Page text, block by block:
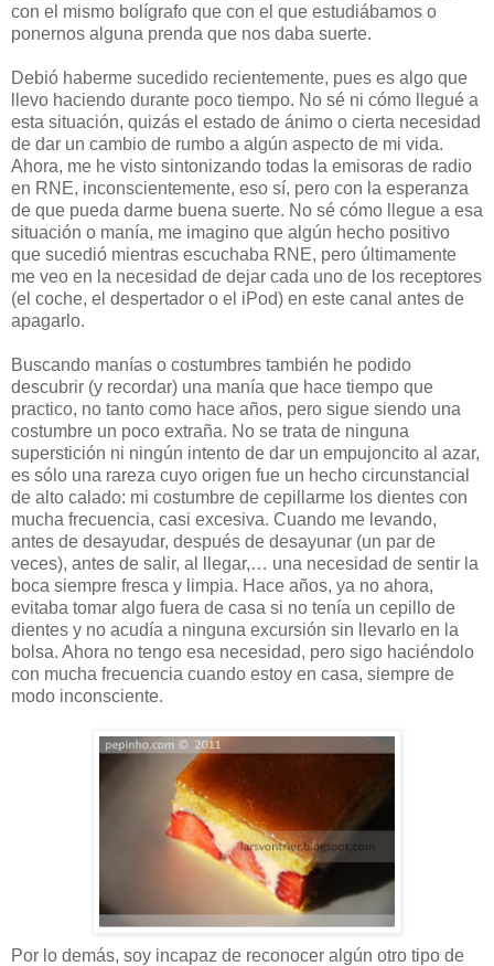
con el mismo bolígrafo que con el que estudiábamos o
ponernos alguna prenda que nos daba suerte.
Debió haberme sucedido recientemente, pues es algo que
llevo haciendo durante poco tiempo. No sé ni cómo llegué a
esta situación, quizás el estado de ánimo o cierta necesidad
de dar un cambio de rumbo a algún aspecto de mi vida.
Ahora, me he visto sintonizando todas la emisoras de radio
en RNE, inconscientemente, eso sí, pero con la esperanza
de que pueda darme buena suerte. No sé cómo llegue a esa
situación o manía, me imagino que algún hecho positivo
que sucedió mientras escuchaba RNE, pero últimamente
me veo en la necesidad de dejar cada uno de los receptores
(el coche, el despertador o el iPod) en este canal antes de
apagarlo.
Buscando manías o costumbres también he podido
descubrir (y recordar) una manía que hace tiempo que
practico, no tanto como hace años, pero sigue siendo una
costumbre un poco extraña. No se trata de ninguna
superstición ni ningún intento de dar un empujoncito al azar,
es sólo una rareza cuyo origen fue un hecho circunstancial
de alto calado: mi costumbre de cepillarme los dientes con
mucha frecuencia, casi excesiva. Cuando me levando,
antes de desayudar, después de desayunar (un par de
veces), antes de salir, al llegar,… una necesidad de sentir la
boca siempre fresca y limpia. Hace años, ya no ahora,
evitaba tomar algo fuera de casa si no tenía un cepillo de
dientes y no acudía a ninguna excursión sin llevarlo en la
bolsa. Ahora no tengo esa necesidad, pero sigo haciéndolo
con mucha frecuencia cuando estoy en casa, siempre de
modo inconsciente.
Por lo demás, soy incapaz de reconocer algún otro tipo de